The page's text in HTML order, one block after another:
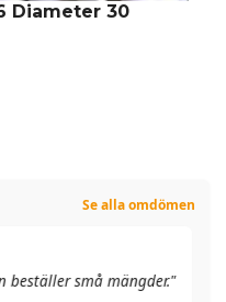
Se alla omdömen
beställer små mängder."
Diameter 30